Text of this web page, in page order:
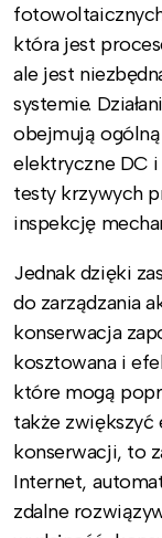
która jest
ale jest
systemie.
obejmują
elektryczne DC
testy krzywych
inspekcję
Jednak dzięki
do zarządzania
konserwacja
kosztowana i
które mogą
także
konserwacji, to
Internet,
zdalne